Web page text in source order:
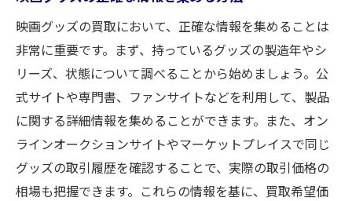
映画グッズの買取において、正確な情報を集めることは
非常に重要です。まず、持っているグッズの製造年やシ
リーズ、状態について調べることから始めましょう。公
式サイトや専門書、ファンサイトなどを利用して、製品
に関する詳細情報を集めることができます。また、オン
ラインオークションサイトやマーケットプレイスで同じ
グッズの取引履歴を確認することで、実際の取引価格の
相場も把握できます。これらの情報を基に、買取希望価